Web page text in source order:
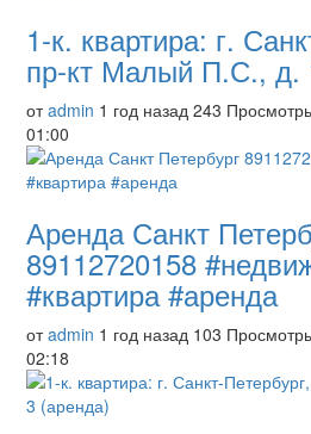
1-к. квартира: г.
пр-кт Малый П.С., д.
отadmin 1 год назад 243
01:00
Аренда Санкт
89112720158
#квартира #аренда
отadmin 1 год назад 103
02:18